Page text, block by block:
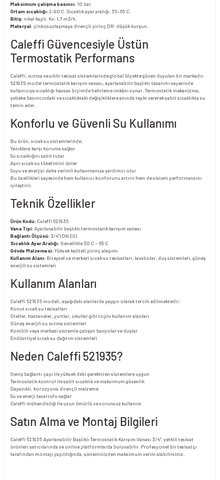
Maksimum çalışma basıncı: 10 bar.
Ortam sıcaklığı: 2–90 C. Sıcaklık ayar aralığı: 35–65 C.
Bitiş: nikel kaplı. Kv: 1,7 m3/h.
Materyal: çinkosuzlaşmaya dirençli pirinç DR- düşük kurşun.
Caleffi Güvencesiyle Üstün
Termostatik Performans
Caleffi, ısıtma ve sıhhi tesisat sistemlerinde global ölçekte güven duyulan bir markadır.
521935 model termostatik karışım vanası, ayarlanabilir başlıklı tasarımı sayesinde
kullanıcıya sıcaklığı hassas biçimde belirleme imkânı sunar. Termostatik mekanizma,
şebeke basıncındaki ve sıcaklıktaki değişikliklere anında tepki vererek sabit sıcaklıkta su
temin eder.
Konforlu ve Güvenli Su Kullanımı
Bu ürün, sıcak su sistemlerinde;
Yanıklara karşı koruma sağlar
Su sıcaklığını sabit tutar
Aşırı sıcak su tüketimini önler
Suyu ve enerjiyi daha verimli kullanmanıza yardımcı olur
Bu özellikleri sayesinde hem kullanıcı konforunu artırır hem de sistem performansını
iyileştirir.
Teknik Özellikler
Ürün Kodu: Caleffi 521935
Vana Tipi: Ayarlanabilir başlıklı termostatik karışım vanası
Bağlantı Ölçüsü: 3/4" (DN 20)
Sıcaklık Ayar Aralığı: Genellikle 30 C – 65 C
Gövde Malzemesi: Yüksek kaliteli pirinç alaşımı
Kullanım Alanı: Bireysel ve merkezi sıcak su tesisatları, lavabolar, duş sistemleri, güneş
enerjili su sistemleri
Kullanım Alanları
Caleffi 521935 modeli, aşağıdaki alanlarda yaygın olarak tercih edilmektedir:
Konut sıcak su tesisatları
Oteller, hastaneler, yurtlar, okullar gibi toplu kullanım alanları
Güneş enerjili su ısıtma sistemleri
Kombili veya merkezi sistemle çalışan banyolar ve duşlar
Endüstriyel sıcak su dağıtım sistemleri
Neden Caleffi 521935?
Geniş bağlantı çapı ile yüksek debi gerektiren sistemlere uygun
Termostatik kontrol ile sabit sıcaklık ve maksimum güvenlik
Dayanıklı, korozyona dirençli malzeme
Su ve enerji tasarrufu sağlar
Caleffi mühendisliği ile uzun ömürlü ve sorunsuz kullanım
Satın Alma ve Montaj Bilgileri
Caleffi 521935 Ayarlanabilir Başlıklı Termostatik Karışım Vanası 3/4", yetkili tesisat
ürünleri satıcılarında ve online platformlarda bulunabilir. Profesyonel bir tesisatçı
tarafından montajı yapıldığında, sisteminizden maksimum verim alabilirsiniz.